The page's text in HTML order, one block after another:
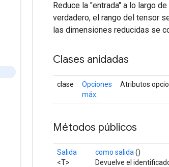
Reduce la "entrada" a lo largo
verdadero, el rango del tensor
las dimensiones reducidas se
Clases anidadas
clase
Opciones
máx.
Atributos
Métodos públicos
Salida
<T>
como salida ()
Devuelve el